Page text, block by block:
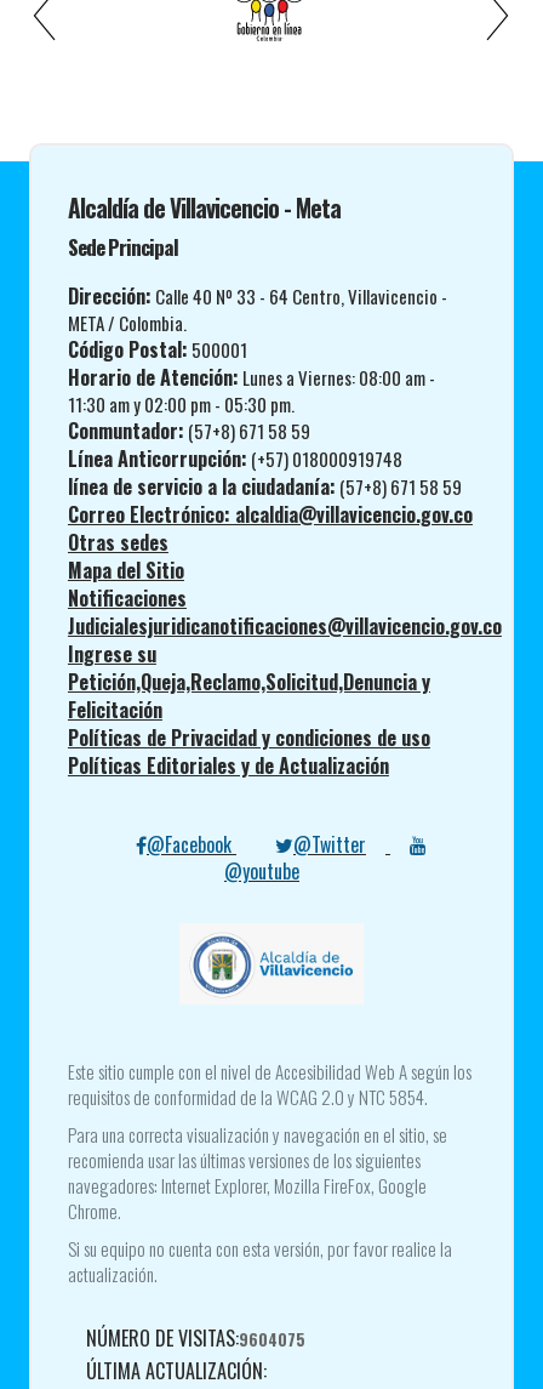
Alcaldía de Villavicencio - Meta
Sede Principal
Dirección: Calle 40 Nº 33 - 64 Centro, Villavicencio -
META / Colombia.
Código Postal: 500001
Horario de Atención: Lunes a Viernes: 08:00 am -
11:30 am y 02:00 pm - 05:30 pm.
Conmuntador: (57+8) 671 58 59
Línea Anticorrupción: (+57) 018000919748
línea de servicio a la ciudadanía: (57+8) 671 58 59
Correo Electrónico: alcaldia@villavicencio.gov.co
Otras sedes
Mapa del Sitio
Notificaciones
Judicialesjuridicanotificaciones@villavicencio.gov.co
Ingrese su
Petición,Queja,Reclamo,Solicitud,Denuncia y
Felicitación
Políticas de Privacidad y condiciones de uso
Políticas Editoriales y de Actualización
@Facebook
@Twitter
@youtube
Este sitio cumple con el nivel de Accesibilidad Web A según los
requisitos de conformidad de la WCAG 2.0 y NTC 5854.
Para una correcta visualización y navegación en el sitio, se
recomienda usar las últimas versiones de los siguientes
navegadores: Internet Explorer, Mozilla FireFox, Google
Chrome.
Si su equipo no cuenta con esta versión, por favor realice la
actualización.
NÚMERO DE VISITAS:9604075
ÚLTIMA ACTUALIZACIÓN: